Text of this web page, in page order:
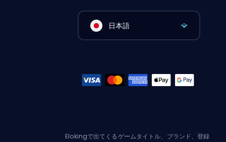
日本語
Elokingで出てくるゲームタイトル、ブランド、登録